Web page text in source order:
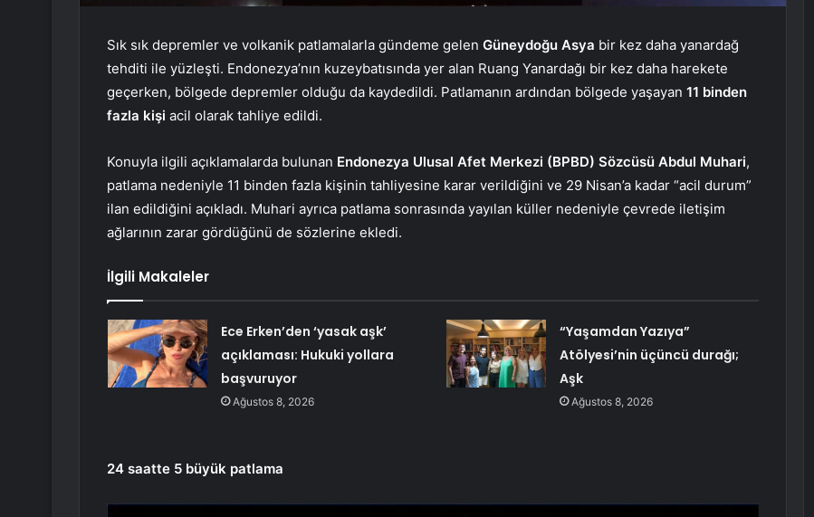
Sık sık depremler ve volkanik patlamalarla gündeme gelen Güneydoğu Asya bir kez daha yanardağ
tehditi ile yüzleşti. Endonezya’nın kuzeybatısında yer alan Ruang Yanardağı bir kez daha harekete
geçerken, bölgede depremler olduğu da kaydedildi. Patlamanın ardından bölgede yaşayan 11 binden
fazla kişi acil olarak tahliye edildi.
Konuyla ilgili açıklamalarda bulunan Endonezya Ulusal Afet Merkezi (BPBD) Sözcüsü Abdul Muhari,
patlama nedeniyle 11 binden fazla kişinin tahliyesine karar verildiğini ve 29 Nisan’a kadar “acil durum”
ilan edildiğini açıkladı. Muhari ayrıca patlama sonrasında yayılan küller nedeniyle çevrede iletişim
ağlarının zarar gördüğünü de sözlerine ekledi.
İlgili Makaleler
Ece Erken’den ‘yasak aşk’
açıklaması: Hukuki yollara
başvuruyor
Ağustos 8, 2026
“Yaşamdan Yazıya”
Atölyesi’nin üçüncü durağı;
Aşk
Ağustos 8, 2026
24 saatte 5 büyük patlama